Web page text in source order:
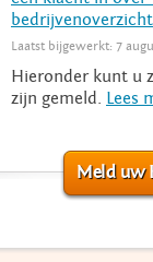
bedrijvenoverzicht
Laatst bijgewerkt: 7
Hieronder kunt u
zijn gemeld. Lees
Meld uw